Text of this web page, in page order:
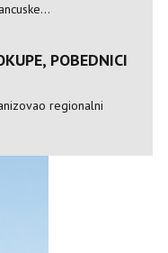
POBEDNICI
regionalni